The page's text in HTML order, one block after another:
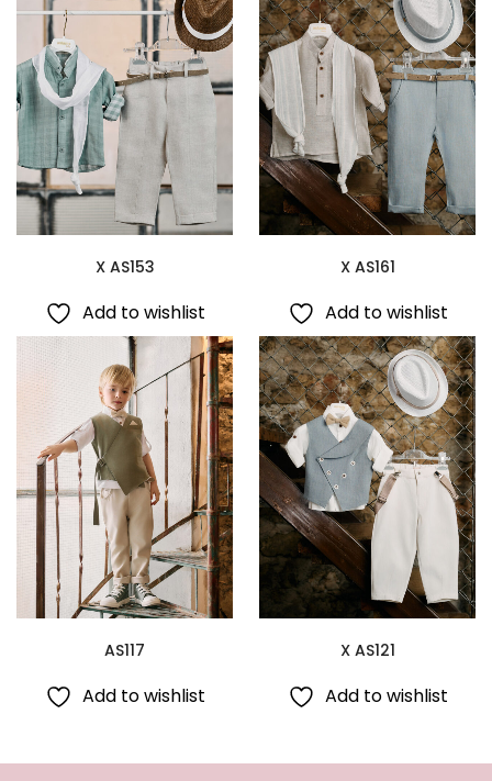
X AS153
Add to wishlist
X AS161
Add to wishlist
AS117
Add to wishlist
X AS121
Add to wishlist